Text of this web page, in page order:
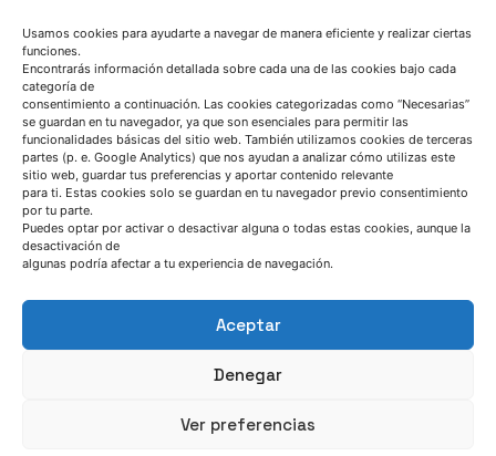
Usamos cookies para ayudarte a navegar de manera eficiente y realizar ciertas
funciones.
Encontrarás información detallada sobre cada una de las cookies bajo cada
categoría de
consentimiento a continuación. Las cookies categorizadas como “Necesarias”
se guardan en tu navegador, ya que son esenciales para permitir las
funcionalidades básicas del sitio web. También utilizamos cookies de terceras
partes (p. e. Google Analytics) que nos ayudan a analizar cómo utilizas este
sitio web, guardar tus preferencias y aportar contenido relevante
para ti. Estas cookies solo se guardan en tu navegador previo consentimiento
por tu parte.
Puedes optar por activar o desactivar alguna o todas estas cookies, aunque la
desactivación de
algunas podría afectar a tu experiencia de navegación.
Aceptar
Denegar
Ver preferencias
SÍGUENOS
Suscríbete a nuestras noticias
QUIÉNES SOMOS